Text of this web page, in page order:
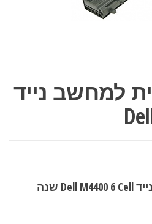
למחשב נייד
סוללה מקורית למחשב נייד Dell M4400 6 Cell שנה